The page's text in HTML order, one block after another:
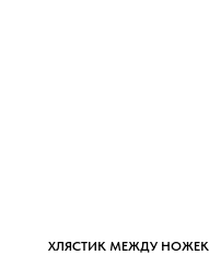
ХЛЯСТИК МЕЖДУ НОЖЕК